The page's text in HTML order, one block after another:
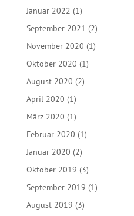
Januar 2022 (1)
September 2021 (2)
November 2020 (1)
Oktober 2020 (1)
August 2020 (2)
April 2020 (1)
März 2020 (1)
Februar 2020 (1)
Januar 2020 (2)
Oktober 2019 (3)
September 2019 (1)
August 2019 (3)